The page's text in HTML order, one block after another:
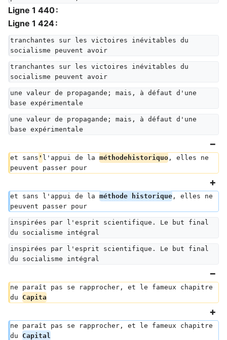
Ligne 1 440 :
Ligne 1 424 :
tranchantes sur les victoires inévitables du
socialisme peuvent avoir
tranchantes sur les victoires inévitables du
socialisme peuvent avoir
une valeur de propagande; mais, à défaut d'une
base expérimentale
une valeur de propagande; mais, à défaut d'une
base expérimentale
et sans ' l'appui de la méthodehistoriquo , elles ne
peuvent passer pour
et sans l'appui de la méthode historique , elles ne
peuvent passer pour
inspirées par l'esprit scientifique. Le but final
du socialisme intégral
inspirées par l'esprit scientifique. Le but final
du socialisme intégral
ne paraît pas se rapprocher, et le fameux chapitre
du Capita
ne paraît pas se rapprocher, et le fameux chapitre
du Capital